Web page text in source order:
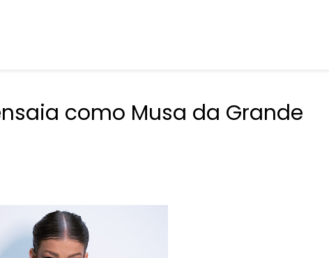
como Musa da Grande